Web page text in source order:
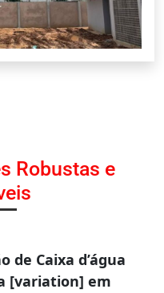
Robustas e
de Caixa d’água
[variation] em